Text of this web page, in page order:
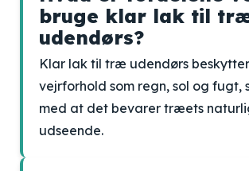
bruge klar lak til
udendørs?
Klar lak til træ udendørs
vejrforhold som regn, sol og fugt,
med at det bevarer træets
udseende.